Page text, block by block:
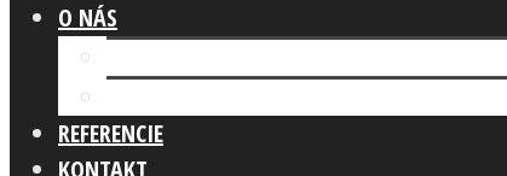
O NÁS
REFERENCIE
KONTAKT